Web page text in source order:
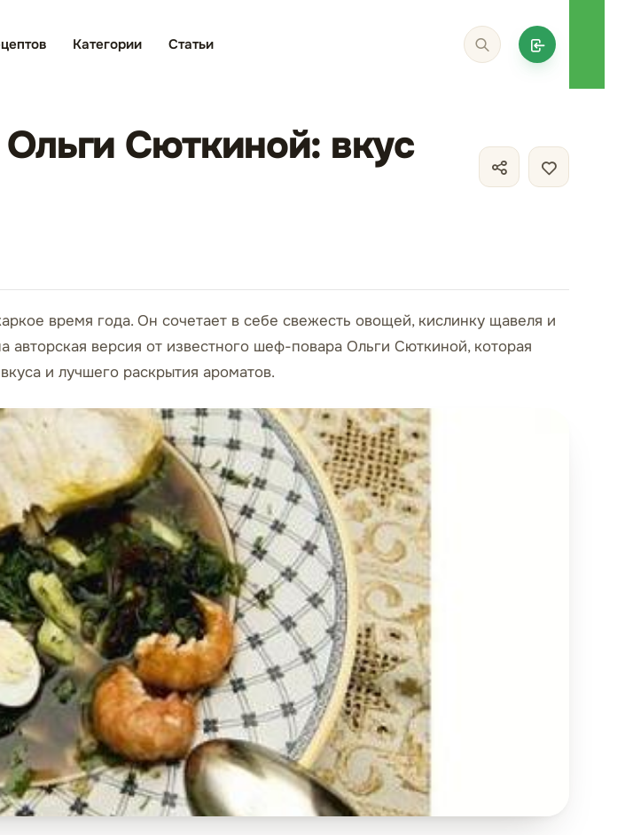
Категории Статьи
Сюткиной: вкус
время года. Он сочетает в себе свежесть овощей, кислинку щавеля и
версия от известного шеф-повара Ольги Сюткиной, которая
и лучшего раскрытия ароматов.